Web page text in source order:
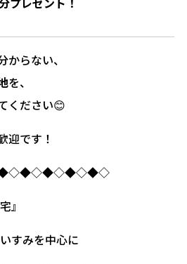
らない、
を、
ください😊
迎です！
』
すみを中心に